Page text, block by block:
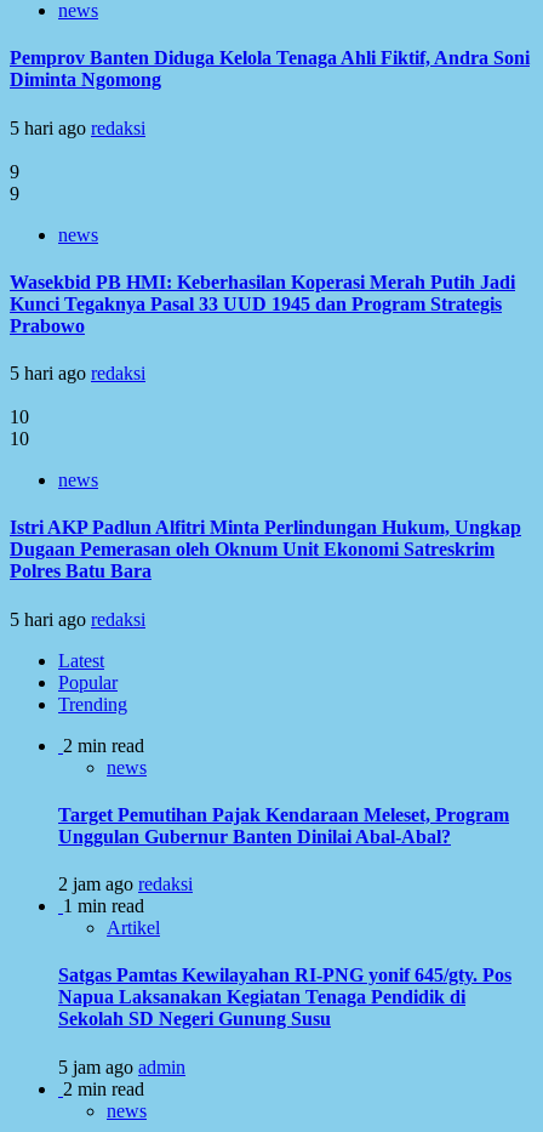
news
Pemprov Banten Diduga Kelola Tenaga Ahli Fiktif, Andra Soni
Diminta Ngomong
5 hari ago redaksi
9
9
news
Wasekbid PB HMI: Keberhasilan Koperasi Merah Putih Jadi
Kunci Tegaknya Pasal 33 UUD 1945 dan Program Strategis
Prabowo
5 hari ago redaksi
10
10
news
Istri AKP Padlun Alfitri Minta Perlindungan Hukum, Ungkap
Dugaan Pemerasan oleh Oknum Unit Ekonomi Satreskrim
Polres Batu Bara
5 hari ago redaksi
Latest
Popular
Trending
2 min read
news
Target Pemutihan Pajak Kendaraan Meleset, Program
Unggulan Gubernur Banten Dinilai Abal-Abal?
2 jam ago redaksi
1 min read
Artikel
Satgas Pamtas Kewilayahan RI-PNG yonif 645/gty. Pos
Napua Laksanakan Kegiatan Tenaga Pendidik di
Sekolah SD Negeri Gunung Susu
5 jam ago admin
2 min read
news